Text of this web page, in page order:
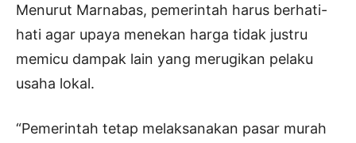
Menurut Marnabas, pemerintah harus berhati-
hati agar upaya menekan harga tidak justru
memicu dampak lain yang merugikan pelaku
usaha lokal.
“Pemerintah tetap melaksanakan pasar murah